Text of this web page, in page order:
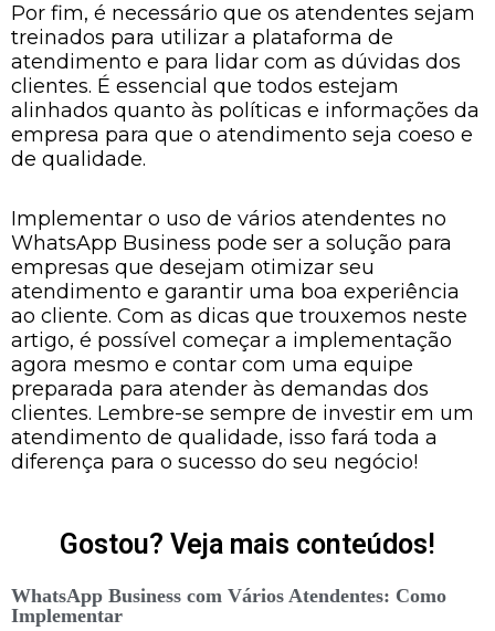
Por fim, é necessário que os atendentes sejam
treinados para utilizar a plataforma de
atendimento e para lidar com as dúvidas dos
clientes. É essencial que todos estejam
alinhados quanto às políticas e informações da
empresa para que o atendimento seja coeso e
de qualidade.
Implementar o uso de vários atendentes no
WhatsApp Business pode ser a solução para
empresas que desejam otimizar seu
atendimento e garantir uma boa experiência
ao cliente. Com as dicas que trouxemos neste
artigo, é possível começar a implementação
agora mesmo e contar com uma equipe
preparada para atender às demandas dos
clientes. Lembre-se sempre de investir em um
atendimento de qualidade, isso fará toda a
diferença para o sucesso do seu negócio!
Gostou? Veja mais conteúdos!
WhatsApp Business com Vários Atendentes: Como
Implementar